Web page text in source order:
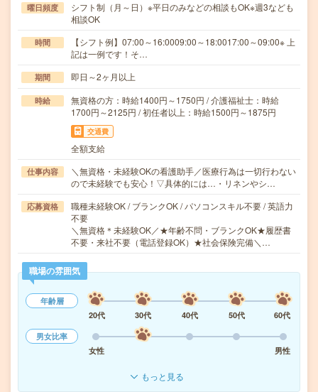
曜日頻度
シフト制（月～日）※平日のみなどの相談もOK※週3なども
相談OK
時間
【シフト例】07:00～16:0009:00～18:0017:00～09:00※ 上
記は一例です！そ…
期間 即日～2ヶ月以上
時給
無資格の方：時給1400円～1750円 / 介護福祉士：時給
1700円～2125円 / 初任者以上：時給1500円～1875円
交通費
全額支給
仕事内容
＼無資格・未経験OKの看護助手／医療行為は一切行わない
ので未経験でも安心！▽具体的には…・リネンやシ…
応募資格
職種未経験OK / ブランクOK / パソコンスキル不要 / 英語力
不要
＼無資格＊未経験OK／★年齢不問・ブランクOK★履歴書
不要・来社不要（電話登録OK）★社会保険完備＼…
職場の雰囲気
年齢層
20代
30代 40代 50代
60代
男女比率
女性
男性
もっと見る